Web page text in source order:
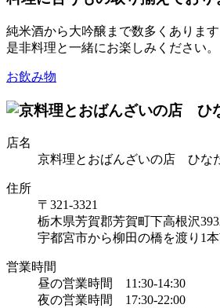
純米酒から大吟醸まで数多くあります
是非料理と一緒にお楽しみください。
お飲み物
店名
京料理とおばんざいの店 ひな
住所
〒321-3321
栃木県芳賀郡芳賀町下高根沢
宇都宮市から柳田の橋を渡り1
営業時間
昼の営業時間 11:30-14:30
夜の営業時間 17:30-22:00